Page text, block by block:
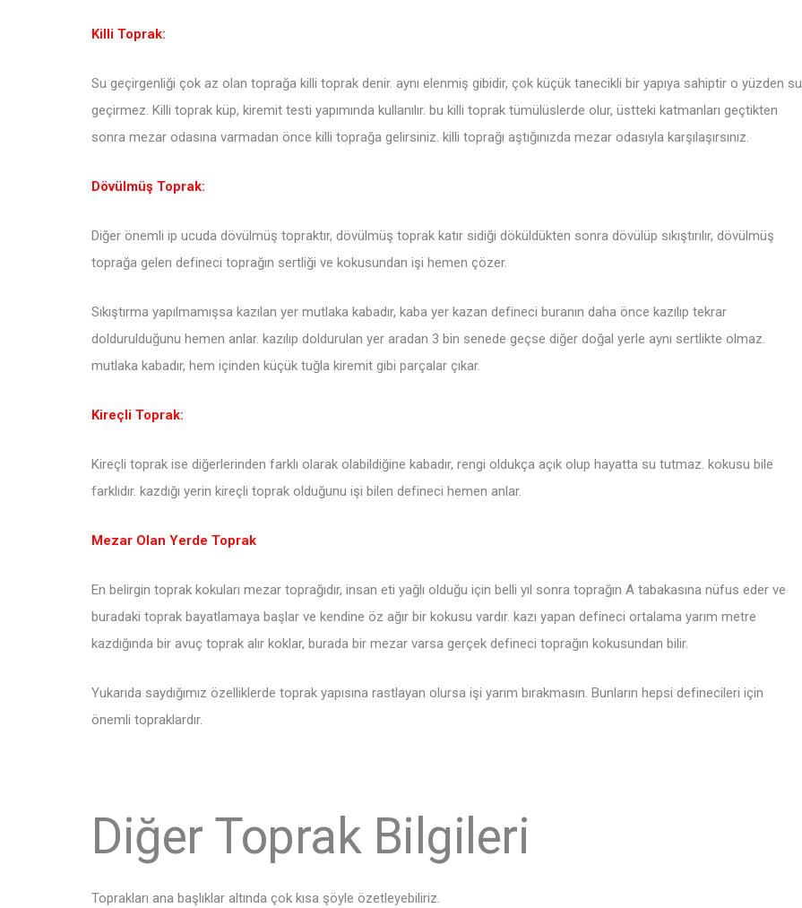
Killi Toprak:
Su geçirgenliği çok az olan toprağa killi toprak denir. aynı elenmiş gibidir, çok küçük tanecikli bir yapıya sahiptir o yüzden su
geçirmez. Killi toprak küp, kiremit testi yapımında kullanılır. bu killi toprak tümülüslerde olur, üstteki katmanları geçtikten
sonra mezar odasına varmadan önce killi toprağa gelirsiniz. killi toprağı aştığınızda mezar odasıyla karşılaşırsınız.
Dövülmüş Toprak:
Diğer önemli ip ucuda dövülmüş topraktır, dövülmüş toprak katır sidiği döküldükten sonra dövülüp sıkıştırılır, dövülmüş
toprağa gelen defineci toprağın sertliği ve kokusundan işi hemen çözer.
Sıkıştırma yapılmamışsa kazılan yer mutlaka kabadır, kaba yer kazan defineci buranın daha önce kazılıp tekrar
doldurulduğunu hemen anlar. kazılıp doldurulan yer aradan 3 bin senede geçse diğer doğal yerle aynı sertlikte olmaz.
mutlaka kabadır, hem içinden küçük tuğla kiremit gibi parçalar çıkar.
Kireçli Toprak:
Kireçli toprak ise diğerlerinden farklı olarak olabildiğine kabadır, rengi oldukça açık olup hayatta su tutmaz. kokusu bile
farklıdır. kazdığı yerin kireçli toprak olduğunu işi bilen defineci hemen anlar.
Mezar Olan Yerde Toprak
En belirgin toprak kokuları mezar toprağıdır, insan eti yağlı olduğu için belli yıl sonra toprağın A tabakasına nüfus eder ve
buradaki toprak bayatlamaya başlar ve kendine öz ağır bir kokusu vardır. kazı yapan defineci ortalama yarım metre
kazdığında bir avuç toprak alır koklar, burada bir mezar varsa gerçek defineci toprağın kokusundan bilir.
Yukarıda saydığımız özelliklerde toprak yapısına rastlayan olursa işi yarım bırakmasın. Bunların hepsi definecileri için
önemli topraklardır.
Diğer Toprak Bilgileri
Toprakları ana başlıklar altında çok kısa şöyle özetleyebiliriz.